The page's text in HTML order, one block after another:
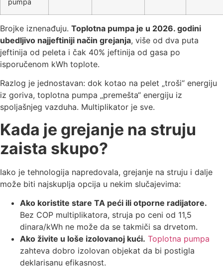
pumpa
Brojke iznenađuju. Toplotna pumpa je u 2026. godini
ubedljivo najjeftiniji način grejanja, više od dva puta
jeftinija od peleta i čak 40% jeftinija od gasa po
isporučenom kWh toplote.
Razlog je jednostavan: dok kotao na pelet „troši“ energiju
iz goriva, toplotna pumpa „premešta“ energiju iz
spoljašnjeg vazduha. Multiplikator je sve.
Kada je grejanje na struju
zaista skupo?
Iako je tehnologija napredovala, grejanje na struju i dalje
može biti najskuplja opcija u nekim slučajevima:
Ako koristite stare TA peći ili otporne radijatore.
Bez COP multiplikatora, struja po ceni od 11,5
dinara/kWh ne može da se takmiči sa drvetom.
Ako živite u loše izolovanoj kući. Toplotna pumpa
zahteva dobro izolovan objekat da bi postigla
deklarisanu efikasnost.